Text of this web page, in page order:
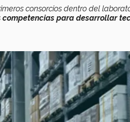
consorcios dentro del
competencias para desarrollar